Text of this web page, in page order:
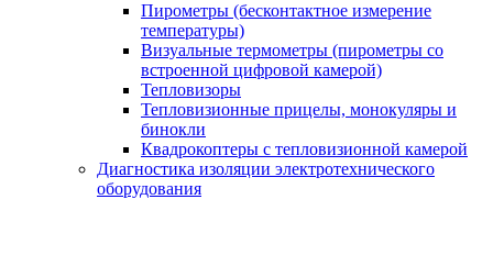
Пирометры (бесконтактное измерение
температуры)
Визуальные термометры (пирометры со
встроенной цифровой камерой)
Тепловизоры
Тепловизионные прицелы, монокуляры и
бинокли
Квадрокоптеры с тепловизионной камерой
Диагностика изоляции электротехнического
оборудования